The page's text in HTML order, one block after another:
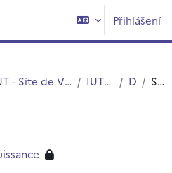
Přihlášení
IUT - Site de Villeneuve d'Ascq IUT - G.E.I.I. DUT Souhrn